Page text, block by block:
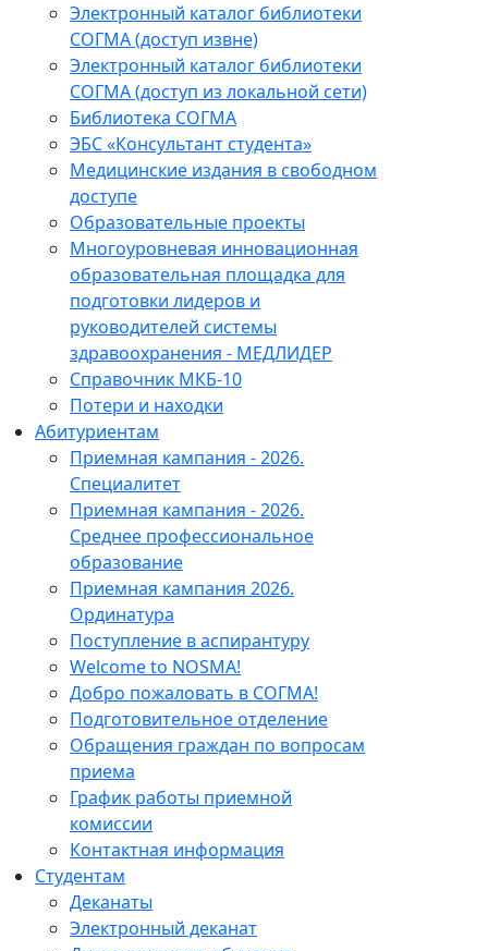
Электронный каталог библиотеки
СОГМА (доступ извне)
Электронный каталог библиотеки
СОГМА (доступ из локальной сети)
Библиотека СОГМА
ЭБС «Консультант студента»
Медицинские издания в свободном
доступе
Образовательные проекты
Многоуровневая инновационная
образовательная площадка для
подготовки лидеров и
руководителей системы
здравоохранения - МЕДЛИДЕР
Справочник МКБ-10
Потери и находки
Абитуриентам
Приемная кампания - 2026.
Специалитет
Приемная кампания - 2026.
Среднее профессиональное
образование
Приемная кампания 2026.
Ординатура
Поступление в аспирантуру
Welcome to NOSMA!
Добро пожаловать в СОГМА!
Подготовительное отделение
Обращения граждан по вопросам
приема
График работы приемной
комиссии
Контактная информация
Студентам
Деканаты
Электронный деканат